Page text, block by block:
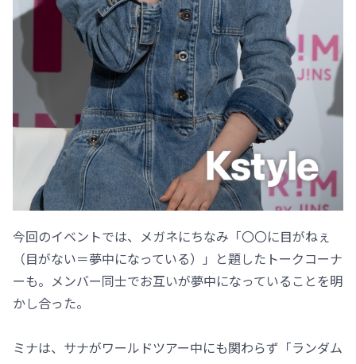
今回のイベントでは、メガネにちなみ「〇〇に目がねぇ
（目がない＝夢中になっている）」と題したトークコーナ
ーも。メンバー同士でお互いが夢中になっていることを明
かし合った。
ミナは、サナがワールドツアー中にも関わらず「ランダム